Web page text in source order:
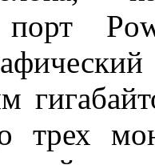
порт
трех